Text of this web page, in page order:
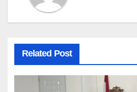
Related Post